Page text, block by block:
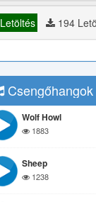
Letöltés 194
Csengőhangok
Wolf Howl
1883
Sheep
1238